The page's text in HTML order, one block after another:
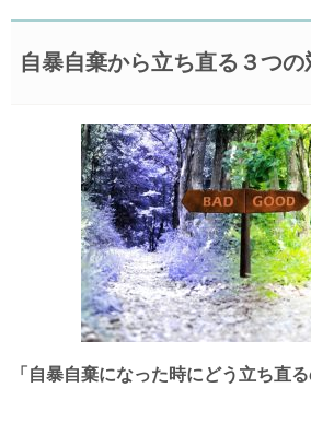
自暴自棄から立ち直る３つの
「自暴自棄になった時にどう立ち直る